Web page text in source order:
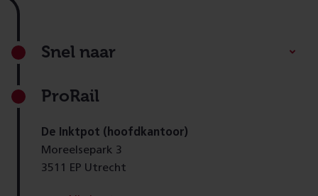
Footer
Snel naar
ProRail
De Inktpot (hoofdkantoor)
Moreelsepark 3
3511 EP Utrecht